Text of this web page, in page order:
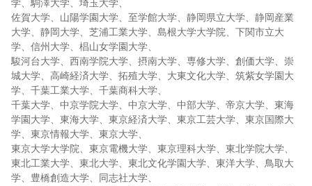
学、駒澤大学、埼玉大学、
佐賀大学、山陽学園大学、至学館大学、静岡県立大学、静岡産業
大学、静岡大学、芝浦工業大学、島根大学大学院、下関市立大
学、信州大学、椙山女学園大学、
駿河台大学、西南学院大学、摂南大学、専修大学、創価大学、崇
城大学、高崎経済大学、拓殖大学、大東文化大学、筑紫女学園大
学、千葉工業大学、千葉商科大学、
千葉大学、中京学院大学、中京大学、中部大学、帝京大学、東海
学園大学、東海大学、東京経済大学、東京工芸大学、東京国際大
学、東京情報大学、東京大学、
東京大学大学院、東京電機大学、東京理科大学、東北学院大学、
東北工業大学、東北大学、東北文化学園大学、東洋大学、鳥取大
学、豊橋創造大学、同志社大学、